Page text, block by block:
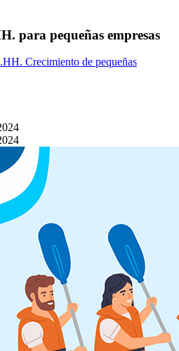
para pequeñas empresas
Crecimiento de pequeñas